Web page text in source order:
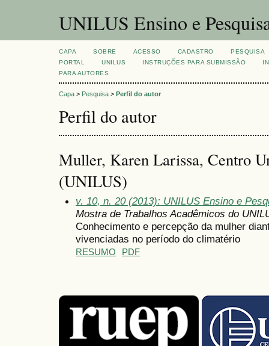
UNILUS Ensino e
CAPA SOBRE ACESSO CADASTRO
PESQUISA
PORTAL
UNILUS INSTRUÇÕES PARA SUBMISSÃO
PARA AUTORES
Capa > Pesquisa > Perfil do autor
Perfil do autor
Muller, Karen Larissa, Centro
(UNILUS)
v. 10, n. 20 (2013): UNILUS Ensino e
Mostra de Trabalhos Acadêmicos do
Conhecimento e percepção da mulher
vivenciadas no período do climatério
RESUMO PDF